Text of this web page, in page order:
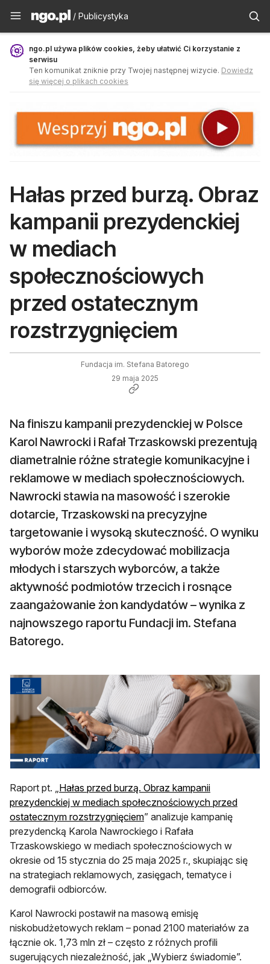
Publicystyka - ngo.pl
/ Publicystyka
ngo.pl używa plików cookies, żeby ułatwić Ci korzystanie z
serwisu
Ten komunikat zniknie przy Twojej następnej wizycie. Dowiedz
się więcej o plikach cookies
Hałas przed burzą. Obraz
kampanii prezydenckiej
w mediach
społecznościowych
przed ostatecznym
rozstrzygnięciem
Fundacja im. Stefana Batorego
29 maja 2025
Na finiszu kampanii prezydenckiej w Polsce
Karol Nawrocki i Rafał Trzaskowski prezentują
diametralnie różne strategie komunikacyjne i
reklamowe w mediach społecznościowych.
Nawrocki stawia na masowość i szerokie
dotarcie, Trzaskowski na precyzyjne
targetowanie i wysoką skuteczność. O wyniku
wyborów może zdecydować mobilizacja
młodych i starszych wyborców, a także
aktywność podmiotów trzecich i rosnące
zaangażowanie żon kandydatów – wynika z
najnowszego raportu Fundacji im. Stefana
Batorego.
Raport pt. „Hałas przed burzą. otwiera się w nowej karcie
Obraz kampanii
prezydenckiej w mediach społecznościowych przed
ostatecznym rozstrzygnięciemotwiera się w nowej karcie
” analizuje kampanię
prezydencką Karola Nawrockiego i Rafała
Trzaskowskiego w mediach społecznościowych w
okresie od 15 stycznia do 25 maja 2025 r., skupiając się
na strategiach reklamowych, zasięgach, tematyce i
demografii odbiorców.
Karol Nawrocki postawił na masową emisję
niskobudżetowych reklam – ponad 2100 materiałów za
łącznie ok. 1,73 mln zł – często z różnych profili
sugerujących niezależność, jak „Wybierz świadomie”.